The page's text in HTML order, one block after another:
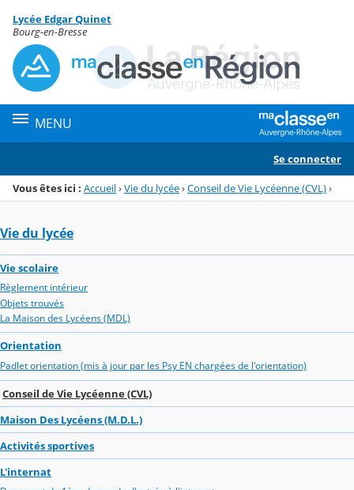
Menu de la rubrique
Contenu
Lycée Edgar Quinet
Bourg-en-Bresse
MENU
Se connecter
Vous êtes ici : Accueil›Vie du lycée›Conseil de Vie Lycéenne (CVL)›
Vie du lycée
Vie scolaire
Règlement intérieur
Objets trouvés
La Maison des Lycéens (MDL)
Orientation
Padlet orientation (mis à jour par les Psy EN chargées de l'orientation)
Conseil de Vie Lycéenne (CVL)
Maison Des Lycéens (M.D.L.)
Activités sportives
L'internat